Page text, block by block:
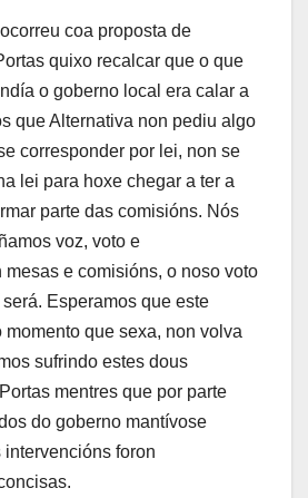
coa proposta de
quixo recalcar que o que
o goberno local era calar a
que Alternativa non pediu algo
corresponder por lei, non se
lei para hoxe chegar a ter a
parte das comisións. Nós
voz, voto e
mesas e comisións, o noso voto
Esperamos que este
que sexa, non volva
sufrindo estes dous
mentres que por parte
do goberno mantívose
foron